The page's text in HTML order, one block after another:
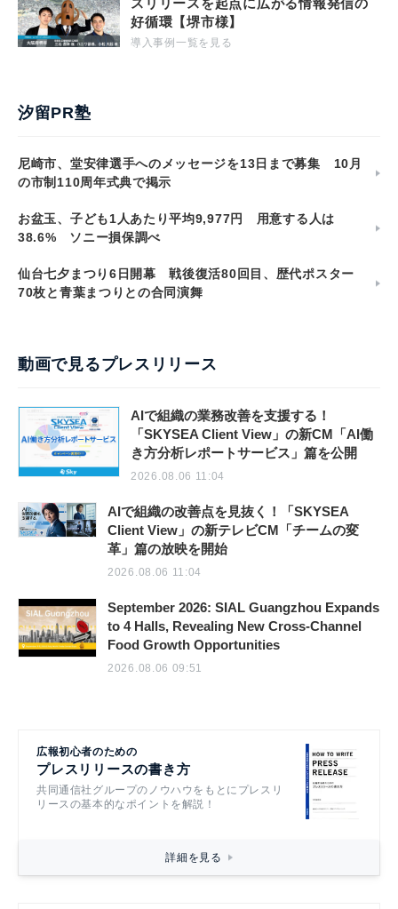
スリリースを起点に広がる情報発信の
好循環【堺市様】
導入事例一覧を見る
汐留PR塾
尼崎市、堂安律選手へのメッセージを13日まで募集 10月
の市制110周年式典で掲示
お盆玉、子ども1人あたり平均9,977円 用意する人は
38.6% ソニー損保調べ
仙台七夕まつり6日開幕 戦後復活80回目、歴代ポスター
70枚と青葉まつりとの合同演舞
動画で見るプレスリリース
AIで組織の業務改善を支援する！
「SKYSEA Client View」の新CM「AI働
き方分析レポートサービス」篇を公開
2026.08.06 11:04
AIで組織の改善点を見抜く！「SKYSEA
Client View」の新テレビCM「チームの変
革」篇の放映を開始
2026.08.06 11:04
September 2026: SIAL Guangzhou Expands
to 4 Halls, Revealing New Cross-Channel
Food Growth Opportunities
2026.08.06 09:51
広報初心者のための
プレスリリースの書き方
共同通信社グループのノウハウをもとにプレスリ
リースの基本的なポイントを解説！
詳細を見る